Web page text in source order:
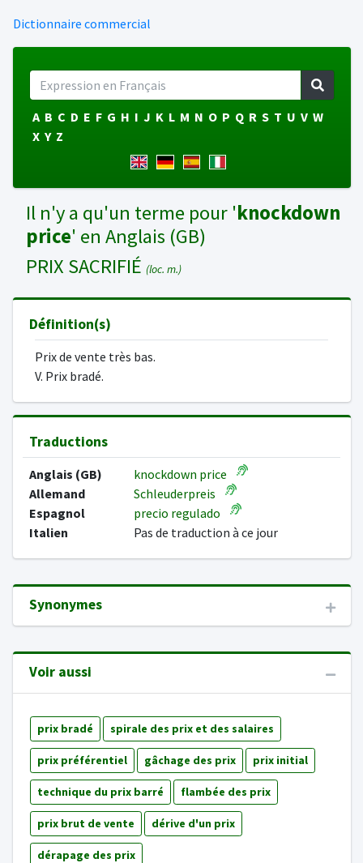
Dictionnaire commercial
A B C D E F G H I J K L M N O P Q R S T U V W
X Y Z
Il n'y a qu'un terme pour 'knockdown
price' en Anglais (GB)
PRIX SACRIFIÉ (loc. m.)
Définition(s)
Prix de vente très bas.
V. Prix bradé.
Traductions
Anglais (GB)
knockdown price
Allemand
Schleuderpreis
Espagnol
precio regulado
Italien
Pas de traduction à ce jour
Synonymes
Voir aussi
prix bradé spirale des prix et des salaires
prix préférentiel gâchage des prix prix initial
technique du prix barré flambée des prix
prix brut de vente dérive d'un prix
dérapage des prix